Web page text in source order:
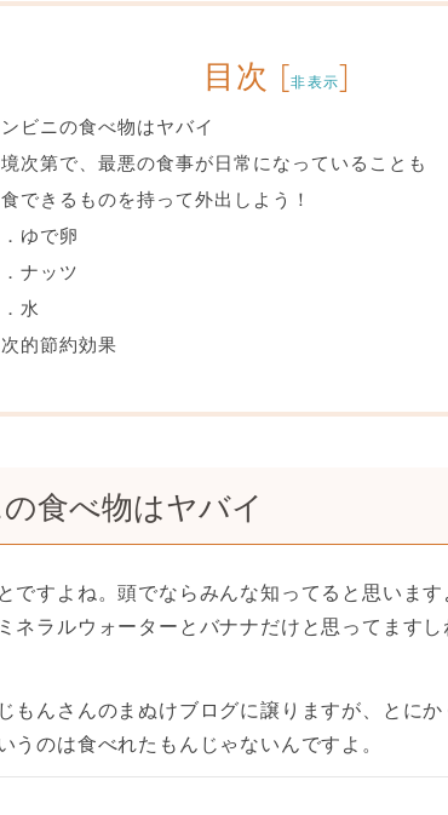
目次 [非表示]
ビニの食べ物はヤバイ
次第で、最悪の食事が日常になっていることも
できるものを持って外出しよう！
．ゆで卵
ナッツ
水
的節約効果
食べ物はヤバイ
ですよね。頭でならみんな知ってると思いま
ネラルウォーターとバナナだけと思ってます
もんさんのまぬけブログに譲りますが、とに
うのは食べれたもんじゃないんですよ。